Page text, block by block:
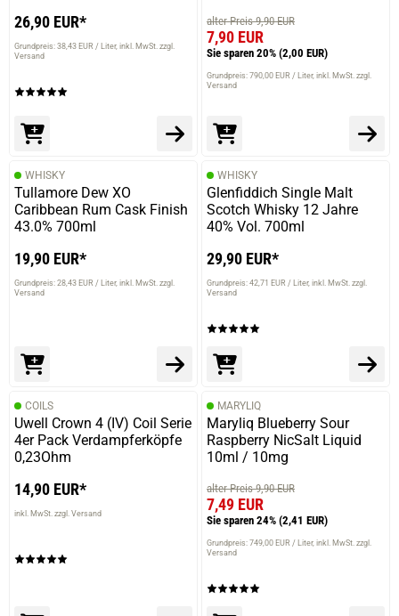
26,90 EUR*
Grundpreis: 38,43 EUR / Liter inkl. MwSt. zzgl.
Versand
alter Preis 9,90 EUR
7,90 EUR
Sie sparen 20% (2,00 EUR)
Grundpreis: 790,00 EUR / Liter inkl. MwSt. zzgl.
Versand
WHISKY
Tullamore Dew XO
Caribbean Rum Cask Finish
43.0% 700ml
19,90 EUR*
Grundpreis: 28,43 EUR / Liter inkl. MwSt. zzgl.
Versand
WHISKY
Glenfiddich Single Malt
Scotch Whisky 12 Jahre
40% Vol. 700ml
29,90 EUR*
Grundpreis: 42,71 EUR / Liter inkl. MwSt. zzgl.
Versand
COILS
Uwell Crown 4 (IV) Coil Serie
4er Pack Verdampferköpfe
0,23Ohm
14,90 EUR*
inkl. MwSt. zzgl. Versand
MARYLIQ
Maryliq Blueberry Sour
Raspberry NicSalt Liquid
10ml / 10mg
alter Preis 9,90 EUR
7,49 EUR
Sie sparen 24% (2,41 EUR)
Grundpreis: 749,00 EUR / Liter inkl. MwSt. zzgl.
Versand